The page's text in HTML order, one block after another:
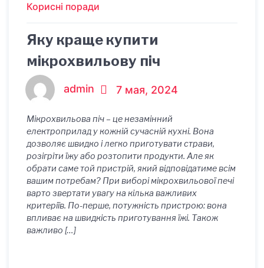
Корисні поради
Яку краще купити
мікрохвильову піч
admin 7 мая, 2024
Мікрохвильова піч – це незамінний
електроприлад у кожній сучасній кухні. Вона
дозволяє швидко і легко приготувати страви,
розігріти їжу або розтопити продукти. Але як
обрати саме той пристрій, який відповідатиме всім
вашим потребам? При виборі мікрохвильової печі
варто звертати увагу на кілька важливих
критеріїв. По-перше, потужність пристрою: вона
впливає на швидкість приготування їжі. Також
важливо […]